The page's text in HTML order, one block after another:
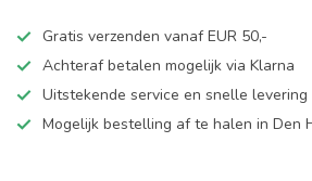
Gratis verzenden vanaf EUR 50,-
Achteraf betalen mogelijk via Klarna
Uitstekende service en snelle levering
Mogelijk bestelling af te halen in Den